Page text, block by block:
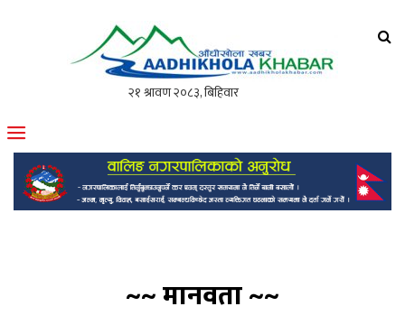
मोफसलकै लोकप्रिय अनलाइन पत्रिका
~~ मानवता ~~